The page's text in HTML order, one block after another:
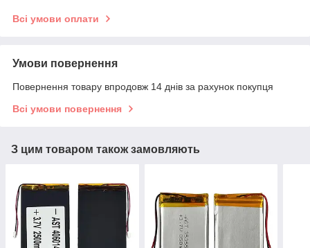
Всі умови оплати
Умови повернення
Повернення товару впродовж 14 днів за рахунок покупця
Всі умови повернення
З цим товаром також замовляють